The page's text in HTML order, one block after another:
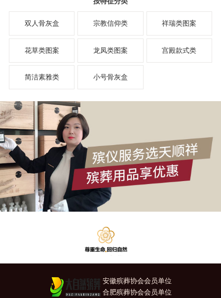
双人骨灰盒 宗教信仰类 祥瑞类图案
花草类图案 龙凤类图案 宫殿款式类
简洁素雅类 小号骨灰盒
安徽殡葬协会会员单位
合肥殡葬协会会员单位